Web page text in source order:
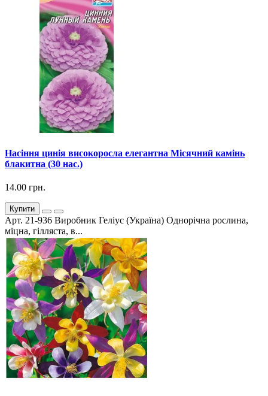
Насіння цинія високоросла елегантна Місячний камінь
блакитна (30 нас.)
14.00 грн.
Купити
Арт. 21-936 Виробник Геліус (Україна) Однорічна рослина,
міцна, гілляста, в...